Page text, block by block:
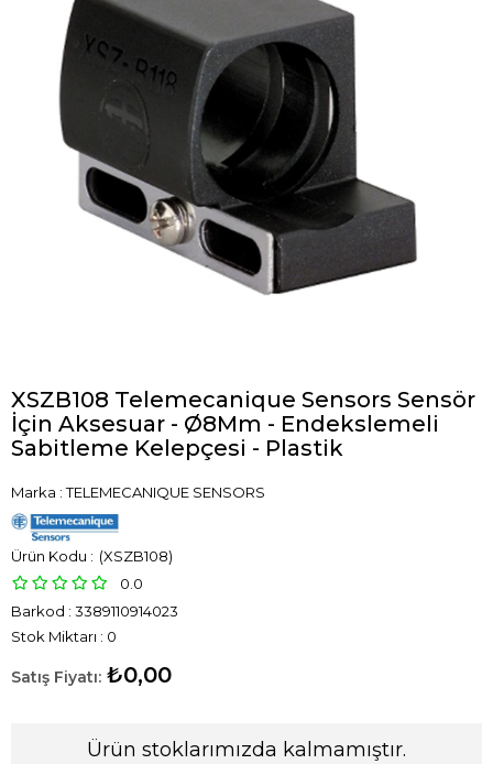
XSZB108 Telemecanique Sensors Sensör
İçin Aksesuar - Ø8Mm - Endekslemeli
Sabitleme Kelepçesi - Plastik
Marka : TELEMECANIQUE SENSORS
(XSZB108)
0.0
Barkod : 3389110914023
Stok Miktarı : 0
₺0,00
Ürün stoklarımızda kalmamıştır.